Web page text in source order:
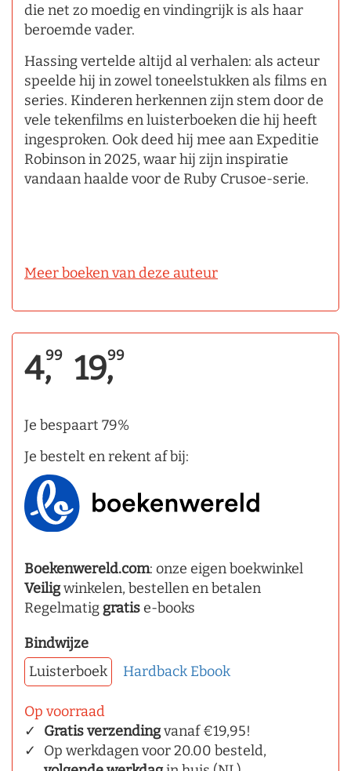
die net zo moedig en vindingrijk is als haar
beroemde vader.
Hassing vertelde altijd al verhalen: als acteur
speelde hij in zowel toneelstukken als films en
series. Kinderen herkennen zijn stem door de
vele tekenfilms en luisterboeken die hij heeft
ingesproken. Ook deed hij mee aan Expeditie
Robinson in 2025, waar hij zijn inspiratie
vandaan haalde voor de Ruby Crusoe-serie.
Meer boeken van deze auteur
4,99 19,99
Je bespaart 79%
Je bestelt en rekent af bij:
Boekenwereld.com: onze eigen boekwinkel
Veiligwinkelen, bestellen en betalen
Regelmatig gratise-books
Bindwijze
Luisterboek
Hardback Ebook
Op voorraad
Gratis verzendingvanaf €19,95!
Op werkdagen voor 20.00 besteld,